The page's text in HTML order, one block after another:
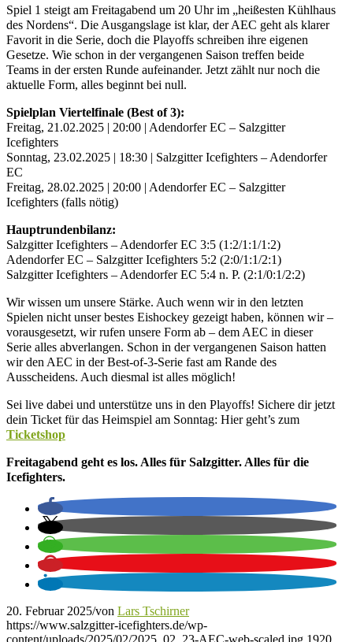
Spiel 1 steigt am Freitagabend um 20 Uhr im „heißesten Kühlhaus
des Nordens“. Die Ausgangslage ist klar, der AEC geht als klarer
Favorit in die Serie, doch die Playoffs schreiben ihre eigenen
Gesetze. Wie schon in der vergangenen Saison treffen beide
Teams in der ersten Runde aufeinander. Jetzt zählt nur noch die
aktuelle Form, alles beginnt bei null.
Spielplan Viertelfinale (Best of 3):
Freitag, 21.02.2025 | 20:00 | Adendorfer EC – Salzgitter
Icefighters
Sonntag, 23.02.2025 | 18:30 | Salzgitter Icefighters – Adendorfer
EC
Freitag, 28.02.2025 | 20:00 | Adendorfer EC – Salzgitter
Icefighters (falls nötig)
Hauptrundenbilanz:
Salzgitter Icefighters – Adendorfer EC 3:5 (1:2/1:1/1:2)
Adendorfer EC – Salzgitter Icefighters 5:2 (2:0/1:1/2:1)
Salzgitter Icefighters – Adendorfer EC 5:4 n. P. (2:1/0:1/2:2)
Wir wissen um unsere Stärke. Auch wenn wir in den letzten
Spielen nicht unser bestes Eishockey gezeigt haben, können wir –
vorausgesetzt, wir rufen unsere Form ab – dem AEC in dieser
Serie alles abverlangen. Schon in der vergangenen Saison hatten
wir den AEC in der Best-of-3-Serie fast am Rande des
Ausscheidens. Auch diesmal ist alles möglich!
Sei live dabei und unterstütze uns in den Playoffs! Sichere dir jetzt
dein Ticket für das Heimspiel am Sonntag: Hier geht’s zum
Ticketshop
Freitagabend geht es los. Alles für Salzgitter. Alles für die
Icefighters.
20. Februar 2025/von Lars Tschirner
https://www.salzgitter-icefighters.de/wp-
content/uploads/2025/02/2025_02_23-AEC-web-scaled.jpg 1920